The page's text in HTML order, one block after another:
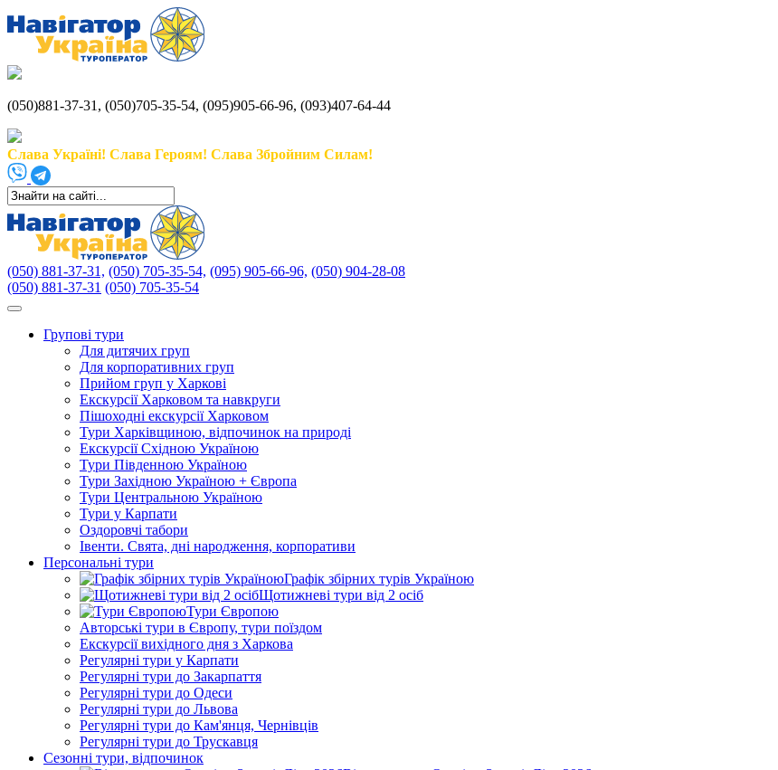
(050)881-37-31, (050)705-35-54, (095)905-66-96, (093)407-64-44
Слава Україні! Слава Героям! Слава Збройним Силам!
(050) 881-37-31, (050) 705-35-54, (095) 905-66-96, (050) 904-28-08
(050) 881-37-31 (050) 705-35-54
Групові тури
Для дитячих груп
Для корпоративних груп
Прийом груп у Харкові
Екскурсії Харковом та навкруги
Пішоходні екскурсії Харковом
Тури Харківщиною, відпочинок на природі
Екскурсії Східною Україною
Тури Південною Україною
Тури Західною Україною + Європа
Тури Центральною Україною
Тури у Карпати
Оздоровчі табори
Івенти. Свята, дні народження, корпоративи
Персональні тури
Графік збірних турів Україною
Щотижневі тури від 2 осіб
Тури Європою
Авторські тури в Європу, тури поїздом
Екскурсії вихідного дня з Харкова
Регулярні тури у Карпати
Регулярні тури до Закарпаття
Регулярні тури до Одеси
Регулярні тури до Львова
Регулярні тури до Кам'янця, Чернівців
Регулярні тури до Трускавця
Сезонні тури, відпочинок